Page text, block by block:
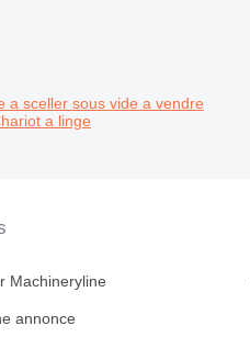
a sceller sous vide a vendre
a linge
Machineryline
annonce